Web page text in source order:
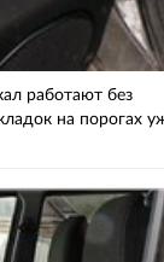
работают без
на порогах